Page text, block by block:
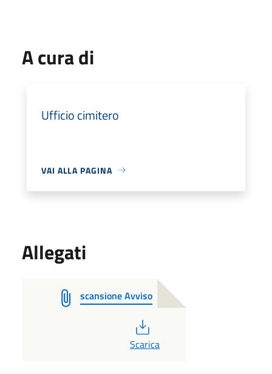
A cura di
Ufficio cimitero
VAI ALLA PAGINA
Allegati
scansione Avviso
Scarica